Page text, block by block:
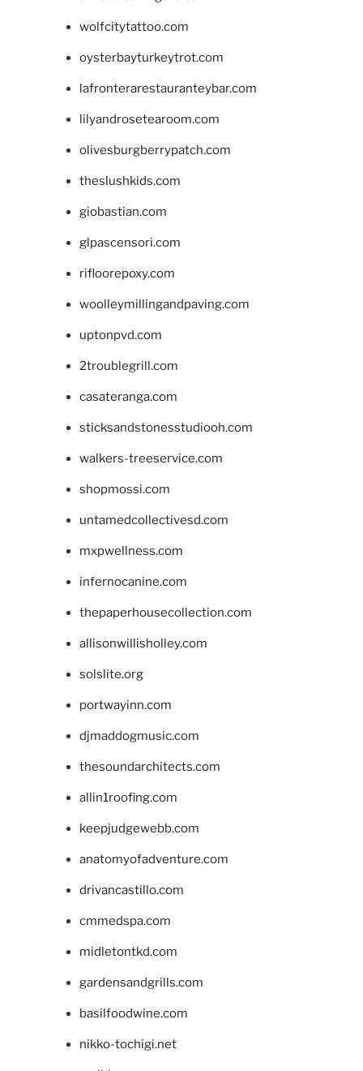
wolfcitytattoo.com
oysterbayturkeytrot.com
lafronterarestauranteybar.com
lilyandrosetearoom.com
olivesburgberrypatch.com
theslushkids.com
giobastian.com
glpascensori.com
rifloorepoxy.com
woolleymillingandpaving.com
uptonpvd.com
2troublegrill.com
casateranga.com
sticksandstonesstudiooh.com
walkers-treeservice.com
shopmossi.com
untamedcollectivesd.com
mxpwellness.com
infernocanine.com
thepaperhousecollection.com
allisonwillisholley.com
solslite.org
portwayinn.com
djmaddogmusic.com
thesoundarchitects.com
allin1roofing.com
keepjudgewebb.com
anatomyofadventure.com
drivancastillo.com
cmmedspa.com
midletontkd.com
gardensandgrills.com
basilfoodwine.com
nikko-tochigi.net